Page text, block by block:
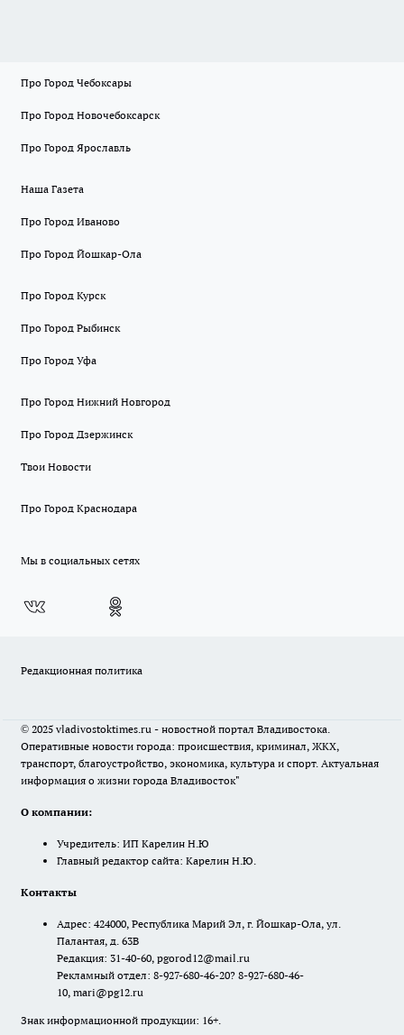
Про Город Чебоксары
Про Город Новочебоксарск
Про Город Ярославль
Наша Газета
Про Город Иваново
Про Город Йошкар-Ола
Про Город Курск
Про Город Рыбинск
Про Город Уфа
Про Город Нижний Новгород
Про Город Дзержинск
Твои Новости
Про Город Краснодара
Мы в социальных сетях
Редакционная политика
© 2025 vladivostoktimes.ru - новостной портал Владивостока.
Оперативные новости города: происшествия, криминал, ЖКХ,
транспорт, благоустройство, экономика, культура и спорт. Актуальная
информация о жизни города Владивосток"
О компании:
Учредитель: ИП Карелин Н.Ю
Главный редактор сайта: Карелин Н.Ю.
Контакты
Адрес: 424000, Республика Марий Эл, г. Йошкар-Ола, ул.
Палантая, д. 63В
Редакция: 31-40-60, pgorod12@mail.ru
Рекламный отдел: 8-927-680-46-20? 8-927-680-46-
10, mari@pg12.ru
Знак информационной продукции: 16+.